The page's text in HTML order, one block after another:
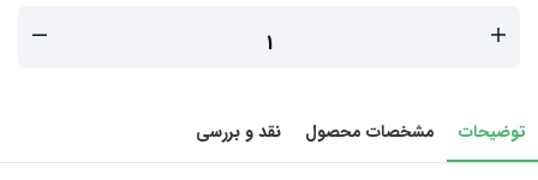
توضیحات مشخصات محصول نقد و بررسی